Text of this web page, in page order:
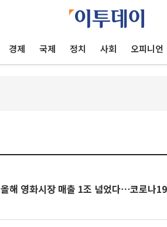
경제 국제 정치 사회 오피니언
올해 영화시장 매출 1조 넘었다⋯코로나